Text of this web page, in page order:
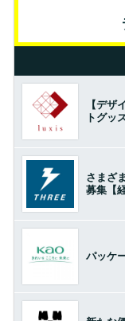
【デザ
トグッ
さまざ
募集【
パッケ